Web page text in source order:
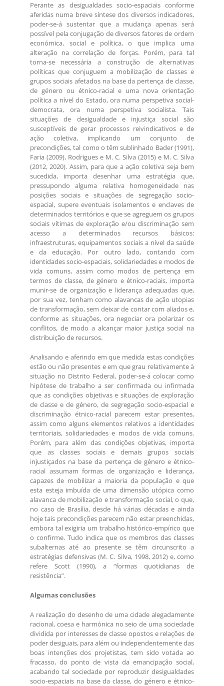
Perante as desigualdades socio-espaciais conforme
aferidas numa breve síntese dos diversos indicadores,
poder-se-á sustentar que a mudança apenas será
possível pela conjugação de diversos fatores de ordem
económica, social e política, o que implica uma
alteração na correlação de forças. Porém, para tal
torna-se necessária a construção de alternativas
políticas que conjuguem a mobilização de classes e
grupos sociais afetados na base da pertença de classe,
de género ou étnico-racial e uma nova orientação
política a nível do Estado, ora numa perspetiva social-
democrata, ora numa perspetiva socialista. Tais
situações de desigualdade e injustiça social são
susceptíveis de gerar processos reivindicativos e de
ação coletiva, implicando um conjunto de
precondições, tal como o têm sublinhado Bader (1991),
Faria (2009), Rodrigues e M. C. Silva (2015) e M. C. Silva
(2012, 2020). Assim, para que a ação coletiva seja bem
sucedida, importa desenhar uma estratégia que,
pressupondo alguma relativa homogeneidade nas
posições sociais e situações de segregação socio-
espacial, supere eventuais isolamentos e enclaves de
determinados territórios e que se agreguem os grupos
sociais vítimas de exploração e/ou discriminação sem
acesso a determinados recursos básicos:
infraestruturas, equipamentos sociais a nível da saúde
e da educação. Por outro lado, contando com
identidades socio-espaciais, solidariedades e modos de
vida comuns, assim como modos de pertença em
termos de classe, de género e étnico-raciais, importa
munir-se de organização e liderança adequadas que,
por sua vez, tenham como alavancas de ação utopias
de transformação, sem deixar de contar com aliados e,
conforme as situações, ora negociar ora polarizar os
conflitos, de modo a alcançar maior justiça social na
distribuição de recursos.
Analisando e aferindo em que medida estas condições
estão ou não presentes e em que grau relativamente à
situação no Distrito Federal, poder-se-á colocar como
hipótese de trabalho a ser confirmada ou infirmada
que as condições objetivas e situações de exploração
de classe e de género, de segregação socio-espacial e
discriminação étnico-racial parecem estar presentes,
assim como alguns elementos relativos a identidades
territoriais, solidariedades e modos de vida comuns.
Porém, para além das condições objetivas, importa
que as classes sociais e demais grupos sociais
injustiçados na base da pertença de género e étnico-
racial assumam formas de organização e liderança,
capazes de mobilizar a maioria da população e que
esta esteja imbuída de uma dimensão utópica como
alavanca de mobilização e transformação social, o que,
no caso de Brasília, desde há várias décadas e ainda
hoje tais precondições parecem não estar preenchidas,
embora tal exigiria um trabalho histórico-empírico que
o confirme. Tudo indica que os membros das classes
subalternas até ao presente se têm circunscrito a
estratégias defensivas (M. C. Silva, 1998, 2012) e, como
refere Scott (1990), a “formas quotidianas de
resistência”.
Algumas conclusões
A realização do desenho de uma cidade alegadamente
racional, coesa e harmónica no seio de uma sociedade
dividida por interesses de classe opostos e relações de
poder desiguais, para além ou independentemente das
boas intenções dos projetistas, tem sido votada ao
fracasso, do ponto de vista da emancipação social,
acabando tal sociedade por reproduzir desigualdades
socio-espaciais na base da classe, do género e étnico-